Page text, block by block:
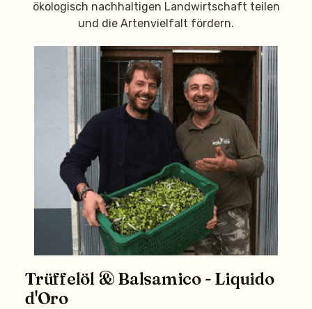
ökologisch nachhaltigen Landwirtschaft teilen
und die Artenvielfalt fördern.
Trüffelöl & Balsamico - Liquido
d'Oro